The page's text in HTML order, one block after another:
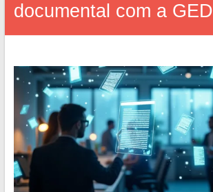
documental com a GED